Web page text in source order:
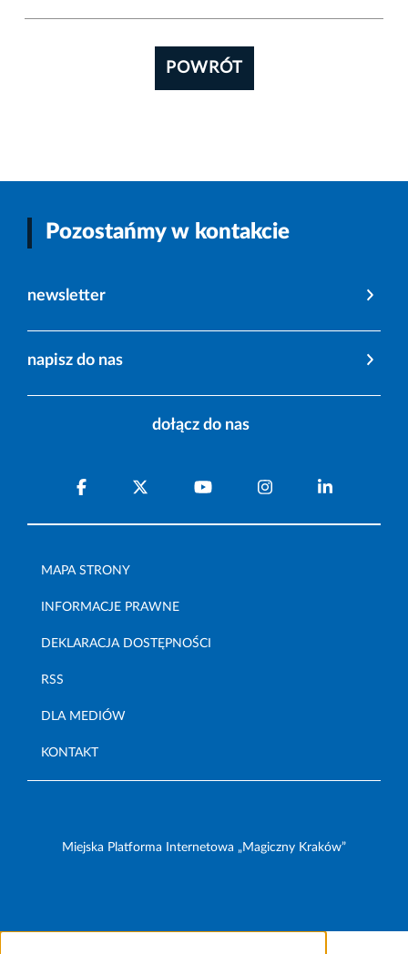
POWRÓT
Pozostańmy w kontakcie
newsletter
napisz do nas
dołącz do nas
MAPA STRONY
INFORMACJE PRAWNE
DEKLARACJA DOSTĘPNOŚCI
RSS
DLA MEDIÓW
KONTAKT
Miejska Platforma Internetowa „Magiczny Kraków”